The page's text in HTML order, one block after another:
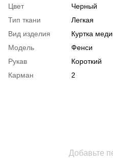
Цвет
Черный
Тип ткани
Легкая
Вид изделия
Куртка
Модель
Фенси
Рукав
Короткий
Карман
2
Добавьте